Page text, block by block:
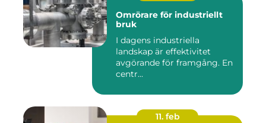
Omrörare för industriellt
bruk
I dagens industriella
landskap är effektivitet
avgörande för framgång. En
centr...
11. feb